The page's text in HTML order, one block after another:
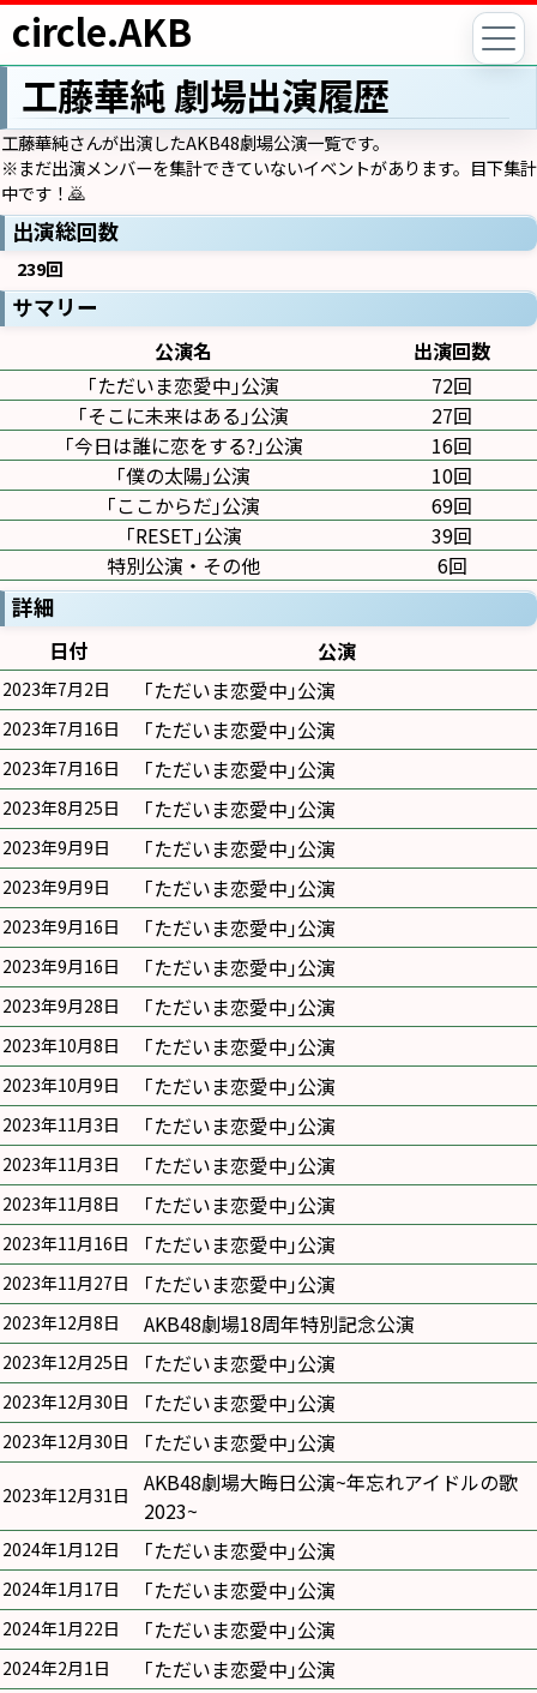
circle.AKB
工藤華純 劇場出演履歴
工藤華純さんが出演したAKB48劇場公演一覧です。
※まだ出演メンバーを集計できていないイベントがあります。目下集計
中です！🙇
出演総回数
239回
サマリー
公演名
出演回数
｢ただいま恋愛中｣公演
72回
｢そこに未来はある｣公演
27回
｢今日は誰に恋をする?｣公演
16回
｢僕の太陽｣公演
10回
｢ここからだ｣公演
69回
｢RESET｣公演
39回
特別公演・その他
6回
詳細
日付 公演
2023年7月2日 ｢ただいま恋愛中｣公演
2023年7月16日 ｢ただいま恋愛中｣公演
2023年7月16日 ｢ただいま恋愛中｣公演
2023年8月25日 ｢ただいま恋愛中｣公演
2023年9月9日 ｢ただいま恋愛中｣公演
2023年9月9日 ｢ただいま恋愛中｣公演
2023年9月16日 ｢ただいま恋愛中｣公演
2023年9月16日 ｢ただいま恋愛中｣公演
2023年9月28日 ｢ただいま恋愛中｣公演
2023年10月8日 ｢ただいま恋愛中｣公演
2023年10月9日 ｢ただいま恋愛中｣公演
2023年11月3日 ｢ただいま恋愛中｣公演
2023年11月3日 ｢ただいま恋愛中｣公演
2023年11月8日 ｢ただいま恋愛中｣公演
2023年11月16日 ｢ただいま恋愛中｣公演
2023年11月27日 ｢ただいま恋愛中｣公演
2023年12月8日 AKB48劇場18周年特別記念公演
2023年12月25日 ｢ただいま恋愛中｣公演
2023年12月30日 ｢ただいま恋愛中｣公演
2023年12月30日 ｢ただいま恋愛中｣公演
2023年12月31日
AKB48劇場大晦日公演~年忘れアイドルの歌
2023~
2024年1月12日 ｢ただいま恋愛中｣公演
2024年1月17日 ｢ただいま恋愛中｣公演
2024年1月22日 ｢ただいま恋愛中｣公演
2024年2月1日 ｢ただいま恋愛中｣公演